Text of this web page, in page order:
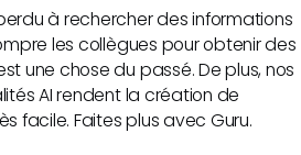
à rechercher des informations
les collègues pour obtenir des
une chose du passé. De plus, nos
AI rendent la création de
facile. Faites plus avec Guru.